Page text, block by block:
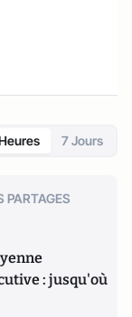
7 Jours
PARTAGES
: jusqu'où